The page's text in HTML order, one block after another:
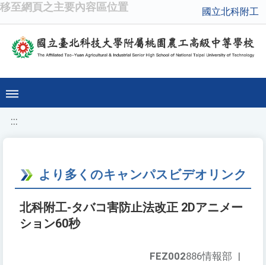
移至網頁之主要內容區位置 國立北科附工
:::
より多くのキャンパスビデオリンク
北科附工-タバコ害防止法改正 2Dアニメー
ション60秒
FEZ002886情報部 |